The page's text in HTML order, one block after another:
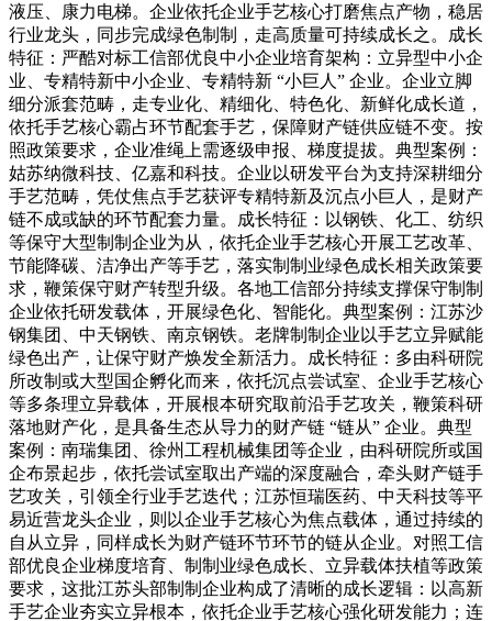
液压、康力电梯。企业依托企业手艺核心打磨焦点产物，稳居
行业龙头，同步完成绿色制制，走高质量可持续成长之。成长
特征：严酷对标工信部优良中小企业培育架构：立异型中小企
业、专精特新中小企业、专精特新 “小巨人” 企业。企业立脚
细分派套范畴，走专业化、精细化、特色化、新鲜化成长道，
依托手艺核心霸占环节配套手艺，保障财产链供应链不变。按
照政策要求，企业准绳上需逐级申报、梯度提拔。典型案例：
姑苏纳微科技、亿嘉和科技。企业以研发平台为支持深耕细分
手艺范畴，凭仗焦点手艺获评专精特新及沉点小巨人，是财产
链不成或缺的环节配套力量。成长特征：以钢铁、化工、纺织
等保守大型制制企业为从，依托企业手艺核心开展工艺改革、
节能降碳、洁净出产等手艺，落实制制业绿色成长相关政策要
求，鞭策保守财产转型升级。各地工信部分持续支撑保守制制
企业依托研发载体，开展绿色化、智能化。典型案例：江苏沙
钢集团、中天钢铁、南京钢铁。老牌制制企业以手艺立异赋能
绿色出产，让保守财产焕发全新活力。成长特征：多由科研院
所改制或大型国企孵化而来，依托沉点尝试室、企业手艺核心
等多条理立异载体，开展根本研究取前沿手艺攻关，鞭策科研
落地财产化，是具备生态从导力的财产链 “链从” 企业。典型
案例：南瑞集团、徐州工程机械集团等企业，由科研院所或国
企布景起步，依托尝试室取出产端的深度融合，牵头财产链手
艺攻关，引领全行业手艺迭代；江苏恒瑞医药、中天科技等平
易近营龙头企业，则以企业手艺核心为焦点载体，通过持续的
自从立异，同样成长为财产链环节环节的链从企业。对照工信
部优良企业梯度培育、制制业绿色成长、立异载体扶植等政策
要求，这批江苏头部制制企业构成了清晰的成长逻辑：以高新
手艺企业夯实立异根本，依托企业手艺核心强化研发能力；连